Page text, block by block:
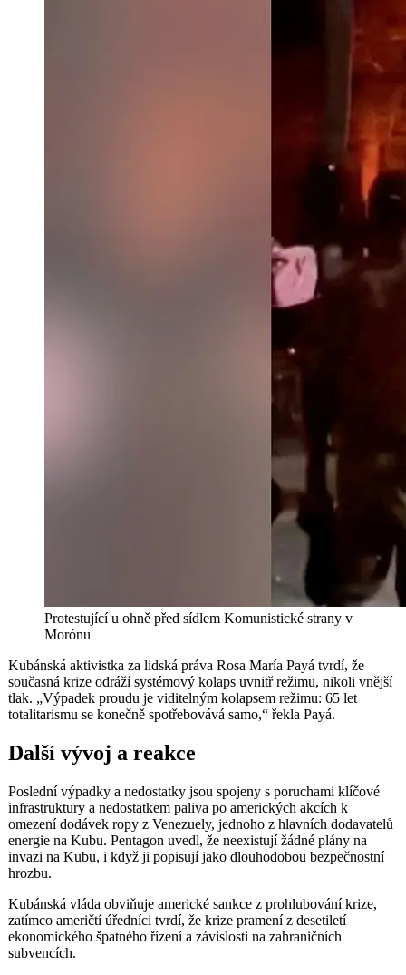
Protestující u ohně před sídlem Komunistické strany v
Morónu
Kubánská aktivistka za lidská práva Rosa María Payá tvrdí, že
současná krize odráží systémový kolaps uvnitř režimu, nikoli vnější
tlak. „Výpadek proudu je viditelným kolapsem režimu: 65 let
totalitarismu se konečně spotřebovává samo,“ řekla Payá.
Další vývoj a reakce
Poslední výpadky a nedostatky jsou spojeny s poruchami klíčové
infrastruktury a nedostatkem paliva po amerických akcích k
omezení dodávek ropy z Venezuely, jednoho z hlavních dodavatelů
energie na Kubu. Pentagon uvedl, že neexistují žádné plány na
invazi na Kubu, i když ji popisují jako dlouhodobou bezpečnostní
hrozbu.
Kubánská vláda obviňuje americké sankce z prohlubování krize,
zatímco američtí úředníci tvrdí, že krize pramení z desetiletí
ekonomického špatného řízení a závislosti na zahraničních
subvencích.